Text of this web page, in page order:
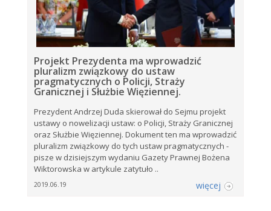
Projekt Prezydenta ma wprowadzić
pluralizm związkowy do ustaw
pragmatycznych o Policji, Straży
Granicznej i Służbie Więziennej.
Prezydent Andrzej Duda skierował do Sejmu projekt
ustawy o nowelizacji ustaw: o Policji, Straży Granicznej
oraz Służbie Więziennej. Dokument ten ma wprowadzić
pluralizm związkowy do tych ustaw pragmatycznych -
pisze w dzisiejszym wydaniu Gazety Prawnej Bożena
Wiktorowska w artykule zatytuło ..
2019.06.19 więcej